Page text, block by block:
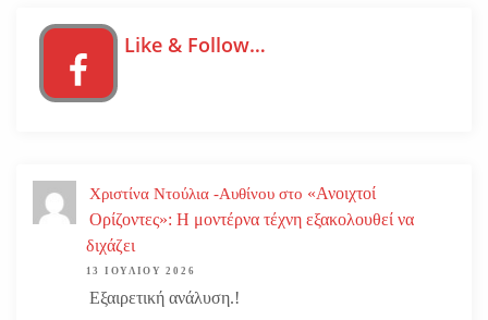
Like & Follow…
Χριστίνα Ντούλια -Αυθίνου στο «Ανοιχτοί
Ορίζοντες»: Η μοντέρνα τέχνη εξακολουθεί να
διχάζει
13 ΙΟΥΛΊΟΥ 2026
Εξαιρετική ανάλυση.!